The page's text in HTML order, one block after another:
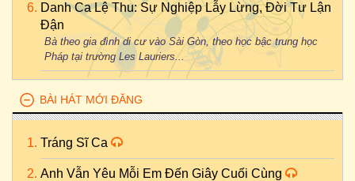
Danh Ca Lệ Thu: Sự Nghiệp Lẫy Lừng, Đời Tư Lận
Đận
Bà theo gia đình di cư vào Sài Gòn, theo học bậc trung học
Pháp tại trường Les Lauriers...
BÀI HÁT MỚI ĐĂNG
Tráng Sĩ Ca
Anh Vẫn Yêu Mỗi Em Đến Giây Cuối Cùng